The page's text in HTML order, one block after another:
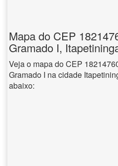
Mapa do CEP
Gramado I,
Veja o mapa do CEP
Gramado I na cidade
abaixo: